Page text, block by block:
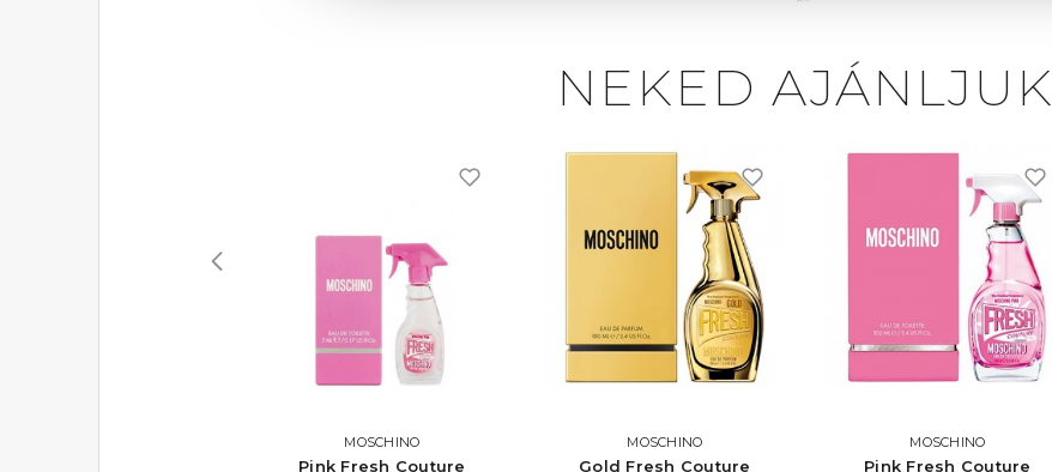
NEKED AJÁNLJUK
MOSCHINO
Pink Fresh Couture
MOSCHINO
Gold Fresh Couture
MOSCHINO
Pink Fresh Couture